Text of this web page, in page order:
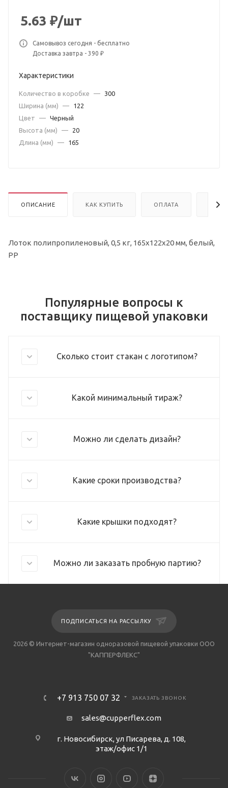
5.63 ₽/шт
Самовывоз сегодня - бесплатно
Доставка завтра - 390 ₽
Характеристики
Количество в коробке —
300
Ширина (мм)
—
122
Цвет
— Черный
Высота (мм)
—
20
Длина (мм)
— 165
ОПИСАНИЕ КАК КУПИТЬ ОПЛАТА
Лоток полипропиленовый, 0,5 кг, 165х122х20 мм, белый,
РР
Популярные вопросы к
поставщику пищевой упаковки
Сколько стоит стакан с логотипом?
Какой минимальный тираж?
Можно ли сделать дизайн?
Какие сроки производства?
Какие крышки подходят?
Можно ли заказать пробную партию?
ПОДПИСАТЬСЯ НА РАССЫЛКУ
2026 © Интернет-магазин одноразовой пищевой упаковки ООО
"КАППЕРФЛЕКС"
+7 913 750 07 32 ЗАКАЗАТЬ ЗВОНОК
sales@cupperflex.com
г. Новосибирск, ул Писарева, д. 108,
этаж/офис 1/1